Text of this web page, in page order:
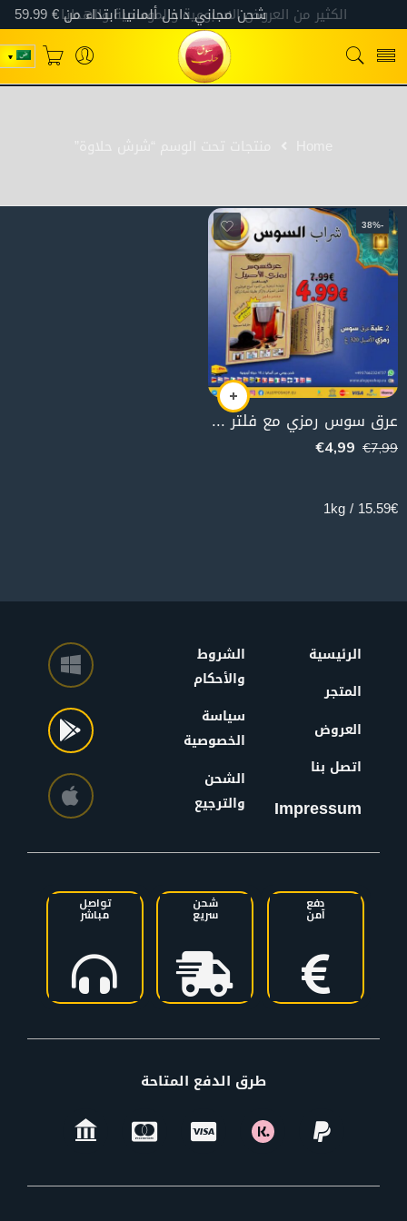
-38%
عرق سوس رمزي مع فلتر (2 علبة) عرض
€7,99
€4,99
15.59€ / 1kg
الرئيسية
المتجر
العروض
اتصل بنا
Impressum
الشروط
والأحكام
سياسة
الخصوصية
الشحن
والترجيع
دفع
آمن
شحن
سريع
تواصل
مباشر
طرق الدفع المتاحة